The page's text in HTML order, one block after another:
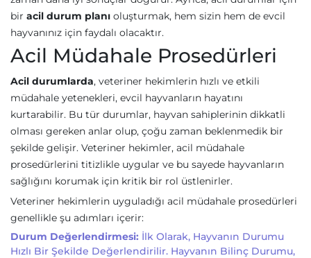
bir acil durum planı oluşturmak, hem sizin hem de evcil
hayvanınız için faydalı olacaktır.
Acil Müdahale Prosedürleri
Acil durumlarda, veteriner hekimlerin hızlı ve etkili
müdahale yetenekleri, evcil hayvanların hayatını
kurtarabilir. Bu tür durumlar, hayvan sahiplerinin dikkatli
olması gereken anlar olup, çoğu zaman beklenmedik bir
şekilde gelişir. Veteriner hekimler, acil müdahale
prosedürlerini titizlikle uygular ve bu sayede hayvanların
sağlığını korumak için kritik bir rol üstlenirler.
Veteriner hekimlerin uyguladığı acil müdahale prosedürleri
genellikle şu adımları içerir:
Durum Değerlendirmesi: İlk Olarak, Hayvanın Durumu
Hızlı Bir Şekilde Değerlendirilir. Hayvanın Bilinç Durumu,